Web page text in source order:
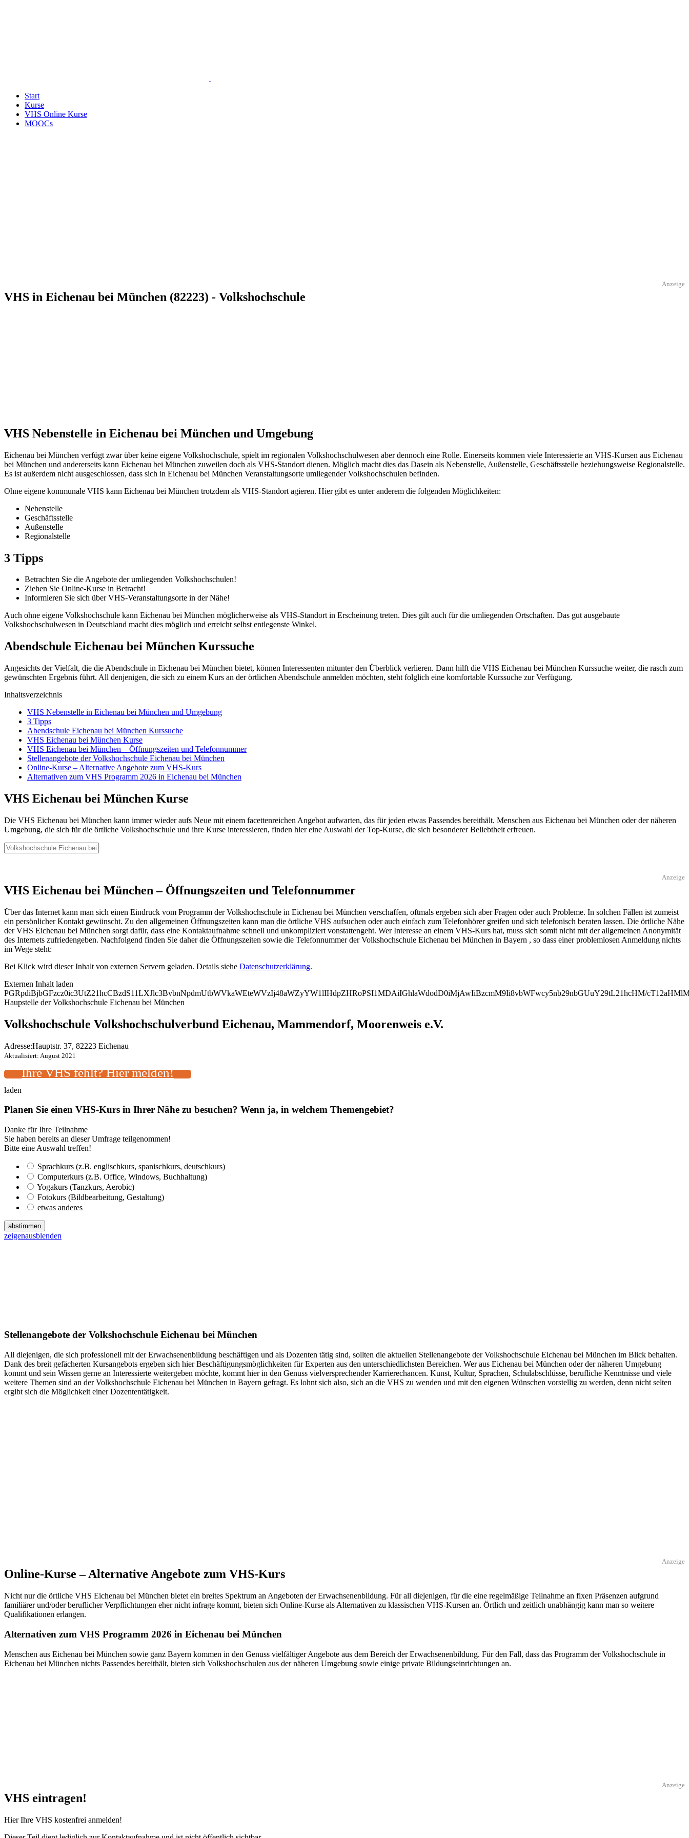
Start
Kurse
VHS Online Kurse
MOOCs
Anzeige
VHS in Eichenau bei München (82223) - Volkshochschule
VHS Nebenstelle in Eichenau bei München und Umgebung
Eichenau bei München verfügt zwar über keine eigene Volkshochschule, spielt im regionalen Volkshochschulwesen aber dennoch eine Rolle. Einerseits kommen viele Interessierte an VHS-Kursen aus Eichenau
bei München und andererseits kann Eichenau bei München zuweilen doch als VHS-Standort dienen. Möglich macht dies das Dasein als Nebenstelle, Außenstelle, Geschäftsstelle beziehungsweise Regionalstelle.
Es ist außerdem nicht ausgeschlossen, dass sich in Eichenau bei München Veranstaltungsorte umliegender Volkshochschulen befinden.
Ohne eigene kommunale VHS kann Eichenau bei München trotzdem als VHS-Standort agieren. Hier gibt es unter anderem die folgenden Möglichkeiten:
Nebenstelle
Geschäftsstelle
Außenstelle
Regionalstelle
3 Tipps
Betrachten Sie die Angebote der umliegenden Volkshochschulen!
Ziehen Sie Online-Kurse in Betracht!
Informieren Sie sich über VHS-Veranstaltungsorte in der Nähe!
Auch ohne eigene Volkshochschule kann Eichenau bei München möglicherweise als VHS-Standort in Erscheinung treten. Dies gilt auch für die umliegenden Ortschaften. Das gut ausgebaute
Volkshochschulwesen in Deutschland macht dies möglich und erreicht selbst entlegenste Winkel.
Abendschule Eichenau bei München Kurssuche
Angesichts der Vielfalt, die die Abendschule in Eichenau bei München bietet, können Interessenten mitunter den Überblick verlieren. Dann hilft die VHS Eichenau bei München Kurssuche weiter, die rasch zum
gewünschten Ergebnis führt. All denjenigen, die sich zu einem Kurs an der örtlichen Abendschule anmelden möchten, steht folglich eine komfortable Kurssuche zur Verfügung.
Inhaltsverzeichnis
VHS Nebenstelle in Eichenau bei München und Umgebung
3 Tipps
Abendschule Eichenau bei München Kurssuche
VHS Eichenau bei München Kurse
VHS Eichenau bei München – Öffnungszeiten und Telefonnummer
Stellenangebote der Volkshochschule Eichenau bei München
Online-Kurse – Alternative Angebote zum VHS-Kurs
Alternativen zum VHS Programm 2026 in Eichenau bei München
VHS Eichenau bei München Kurse
Die VHS Eichenau bei München kann immer wieder aufs Neue mit einem facettenreichen Angebot aufwarten, das für jeden etwas Passendes bereithält. Menschen aus Eichenau bei München oder der näheren
Umgebung, die sich für die örtliche Volkshochschule und ihre Kurse interessieren, finden hier eine Auswahl der Top-Kurse, die sich besonderer Beliebtheit erfreuen.
Anzeige
VHS Eichenau bei München – Öffnungszeiten und Telefonnummer
Über das Internet kann man sich einen Eindruck vom Programm der Volkshochschule in Eichenau bei München verschaffen, oftmals ergeben sich aber Fragen oder auch Probleme. In solchen Fällen ist zumeist
ein persönlicher Kontakt gewünscht. Zu den allgemeinen Öffnungszeiten kann man die örtliche VHS aufsuchen oder auch einfach zum Telefonhörer greifen und sich telefonisch beraten lassen. Die örtliche Nähe
der VHS Eichenau bei München sorgt dafür, dass eine Kontaktaufnahme schnell und unkompliziert vonstattengeht. Wer Interesse an einem VHS-Kurs hat, muss sich somit nicht mit der allgemeinen Anonymität
des Internets zufriedengeben. Nachfolgend finden Sie daher die Öffnungszeiten sowie die Telefonnummer der Volkshochschule Eichenau bei München in Bayern , so dass einer problemlosen Anmeldung nichts
im Wege steht:
Bei Klick wird dieser Inhalt von externen Servern geladen. Details siehe Datenschutzerklärung.
Externen Inhalt laden
PGRpdiBjbGFzcz0ic3UtZ21hcCBzdS11LXJlc3BvbnNpdmUtbWVkaWEteWVzIj48aWZyYW1lIHdpZHRoPSI1MDAiIGhlaWdodD0iMjAwIiBzcmM9Ii8vbWFwcy5nb29nbGUuY29tL21hcHM/
Haupstelle der Volkshochschule Eichenau bei München
Volkshochschule Volkshochschulverbund Eichenau, Mammendorf, Moorenweis e.V.
Adresse:Hauptstr. 37, 82223 Eichenau
Aktualisiert: August 2021
Ihre VHS fehlt? Hier melden!
laden
Planen Sie einen VHS-Kurs in Ihrer Nähe zu besuchen? Wenn ja, in welchem Themengebiet?
Danke für Ihre Teilnahme
Sie haben bereits an dieser Umfrage teilgenommen!
Bitte eine Auswahl treffen!
Sprachkurs (z.B. englischkurs, spanischkurs, deutschkurs)
Computerkurs (z.B. Office, Windows, Buchhaltung)
Yogakurs (Tanzkurs, Aerobic)
Fotokurs (Bildbearbeitung, Gestaltung)
etwas anderes
abstimmen
zeigenausblenden
Stellenangebote der Volkshochschule Eichenau bei München
All diejenigen, die sich professionell mit der Erwachsenenbildung beschäftigen und als Dozenten tätig sind, sollten die aktuellen Stellenangebote der Volkshochschule Eichenau bei München im Blick behalten.
Dank des breit gefächerten Kursangebots ergeben sich hier Beschäftigungsmöglichkeiten für Experten aus den unterschiedlichsten Bereichen. Wer aus Eichenau bei München oder der näheren Umgebung
kommt und sein Wissen gerne an Interessierte weitergeben möchte, kommt hier in den Genuss vielversprechender Karrierechancen. Kunst, Kultur, Sprachen, Schulabschlüsse, berufliche Kenntnisse und viele
weitere Themen sind an der Volkshochschule Eichenau bei München in Bayern gefragt. Es lohnt sich also, sich an die VHS zu wenden und mit den eigenen Wünschen vorstellig zu werden, denn nicht selten
ergibt sich die Möglichkeit einer Dozententätigkeit.
Anzeige
Online-Kurse – Alternative Angebote zum VHS-Kurs
Nicht nur die örtliche VHS Eichenau bei München bietet ein breites Spektrum an Angeboten der Erwachsenenbildung. Für all diejenigen, für die eine regelmäßige Teilnahme an fixen Präsenzen aufgrund
familiärer und/oder beruflicher Verpflichtungen eher nicht infrage kommt, bieten sich Online-Kurse als Alternativen zu klassischen VHS-Kursen an. Örtlich und zeitlich unabhängig kann man so weitere
Qualifikationen erlangen.
Alternativen zum VHS Programm 2026 in Eichenau bei München
Menschen aus Eichenau bei München sowie ganz Bayern kommen in den Genuss vielfältiger Angebote aus dem Bereich der Erwachsenenbildung. Für den Fall, dass das Programm der Volkshochschule in
Eichenau bei München nichts Passendes bereithält, bieten sich Volkshochschulen aus der näheren Umgebung sowie einige private Bildungseinrichtungen an.
Anzeige
VHS eintragen!
Hier Ihre VHS kostenfrei anmelden!